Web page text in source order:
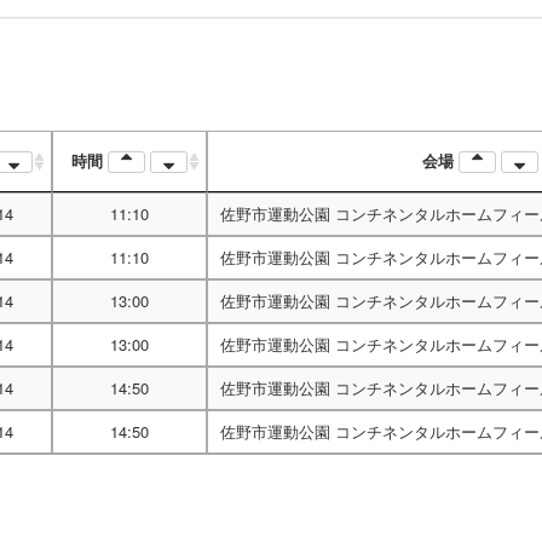
時間 会場
11:10 佐野市運動公園 コンチネンタルホームフィー
11:10 佐野市運動公園 コンチネンタルホームフィー
13:00 佐野市運動公園 コンチネンタルホームフィー
13:00 佐野市運動公園 コンチネンタルホームフィー
14:50 佐野市運動公園 コンチネンタルホームフィー
14:50 佐野市運動公園 コンチネンタルホームフィー